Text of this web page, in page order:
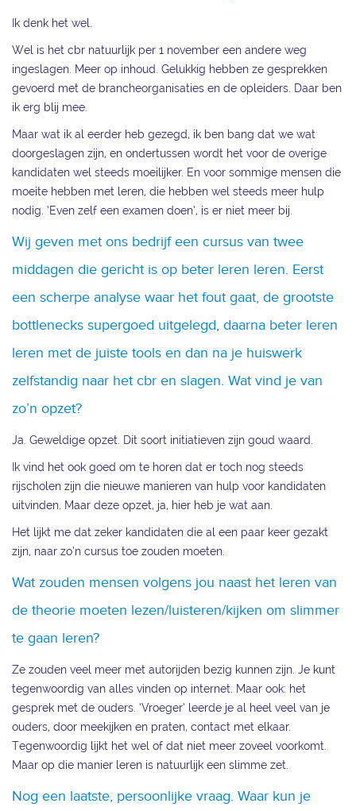
Ik denk het wel.
Wel is het cbr natuurlijk per 1 november een andere weg
ingeslagen. Meer op inhoud. Gelukkig hebben ze gesprekken
gevoerd met de brancheorganisaties en de opleiders. Daar ben
ik erg blij mee.
Maar wat ik al eerder heb gezegd, ik ben bang dat we wat
doorgeslagen zijn, en ondertussen wordt het voor de overige
kandidaten wel steeds moeilijker. En voor sommige mensen die
moeite hebben met leren, die hebben wel steeds meer hulp
nodig. ‘Even zelf een examen doen’, is er niet meer bij.
Wij geven met ons bedrijf een cursus van twee
middagen die gericht is op beter leren leren. Eerst
een scherpe analyse waar het fout gaat, de grootste
bottlenecks supergoed uitgelegd, daarna beter leren
leren met de juiste tools en dan na je huiswerk
zelfstandig naar het cbr en slagen. Wat vind je van
zo’n opzet?
Ja. Geweldige opzet. Dit soort initiatieven zijn goud waard.
Ik vind het ook goed om te horen dat er toch nog steeds
rijscholen zijn die nieuwe manieren van hulp voor kandidaten
uitvinden. Maar deze opzet, ja, hier heb je wat aan.
Het lijkt me dat zeker kandidaten die al een paar keer gezakt
zijn, naar zo’n cursus toe zouden moeten.
Wat zouden mensen volgens jou naast het leren van
de theorie moeten lezen/luisteren/kijken om slimmer
te gaan leren?
Ze zouden veel meer met autorijden bezig kunnen zijn. Je kunt
tegenwoordig van alles vinden op internet. Maar ook: het
gesprek met de ouders. ‘Vroeger’ leerde je al heel veel van je
ouders, door meekijken en praten, contact met elkaar.
Tegenwoordig lijkt het wel of dat niet meer zoveel voorkomt.
Maar op die manier leren is natuurlijk een slimme zet.
Nog een laatste, persoonlijke vraag. Waar kun je